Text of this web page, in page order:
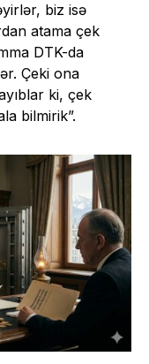
biz isə
atama çek
DTK-da
Çeki ona
ki, çek
bilmirik”.